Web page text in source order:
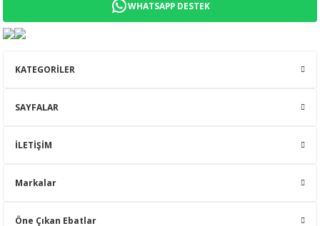
WHATSAPP DESTEK
KATEGORİLER
SAYFALAR
İLETİŞİM
Markalar
Öne Çıkan Ebatlar